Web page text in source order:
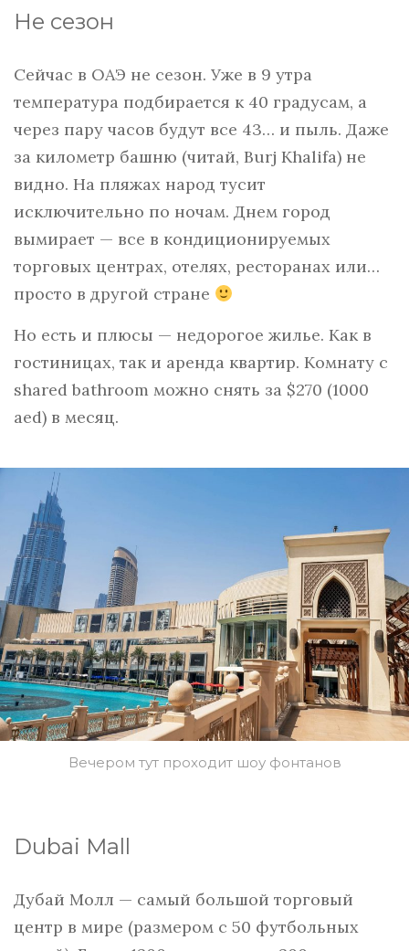
Не сезон
Сейчас в ОАЭ не сезон. Уже в 9 утра
температура подбирается к 40 градусам, а
через пару часов будут все 43… и пыль. Даже
за километр башню (читай, Burj Khalifa) не
видно. На пляжах народ тусит
исключительно по ночам. Днем город
вымирает — все в кондиционируемых
торговых центрах, отелях, ресторанах или…
просто в другой стране
Но есть и плюсы — недорогое жилье. Как в
гостиницах, так и аренда квартир. Комнату с
shared bathroom можно снять за $270 (1000
aed) в месяц.
Вечером тут проходит шоу фонтанов
Dubai Mall
Дубай Молл — самый большой торговый
центр в мире (размером с 50 футбольных